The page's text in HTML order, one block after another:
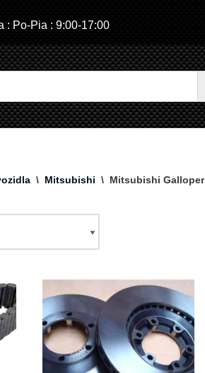
: Po-Pia : 9:00-17:00
\ Mitsubishi \ Mitsubishi Galloper